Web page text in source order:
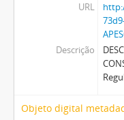
URL
Descrição
Objeto digital